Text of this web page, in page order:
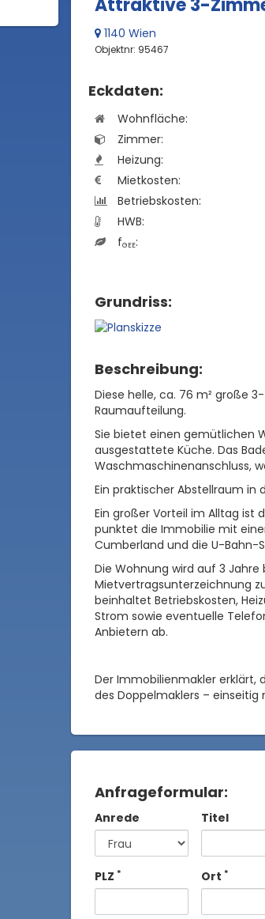
Attraktive 3-
1140 Wien
Objektnr: 95467
Eckdaten:
Wohnfläche:
Zimmer:
Heizung:
Mietkosten:
Betriebskosten:
HWB:
fGEE:
Grundriss:
Beschreibung:
Diese helle, ca. 76 m² große
Raumaufteilung.
Sie bietet einen gemütlichen
ausgestattete Küche. Das
Waschmaschinenanschluss,
Ein praktischer Abstellraum in
Ein großer Vorteil im Alltag ist
punktet die Immobilie mit
Cumberland und die U-Bahn-
Die Wohnung wird auf 3
Mietvertragsunterzeichnung
beinhaltet Betriebskosten,
Strom sowie eventuelle
Anbietern ab.
Der Immobilienmakler
des Doppelmaklers –
Anfrageformular:
Anrede Titel
PLZ * Ort *